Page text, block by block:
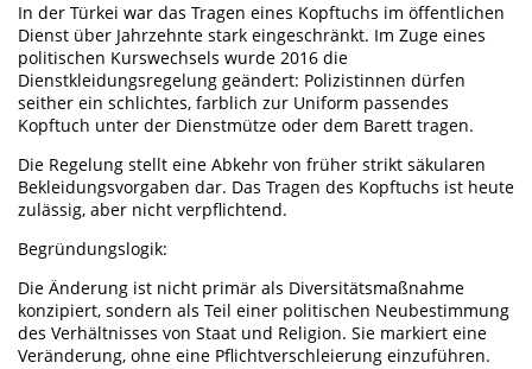
In der Türkei war das Tragen eines Kopftuchs im öffentlichen
Dienst über Jahrzehnte stark eingeschränkt. Im Zuge eines
politischen Kurswechsels wurde 2016 die
Dienstkleidungsregelung geändert: Polizistinnen dürfen
seither ein schlichtes, farblich zur Uniform passendes
Kopftuch unter der Dienstmütze oder dem Barett tragen.
Die Regelung stellt eine Abkehr von früher strikt säkularen
Bekleidungsvorgaben dar. Das Tragen des Kopftuchs ist heute
zulässig, aber nicht verpflichtend.
Begründungslogik:
Die Änderung ist nicht primär als Diversitätsmaßnahme
konzipiert, sondern als Teil einer politischen Neubestimmung
des Verhältnisses von Staat und Religion. Sie markiert eine
Veränderung, ohne eine Pflichtverschleierung einzuführen.